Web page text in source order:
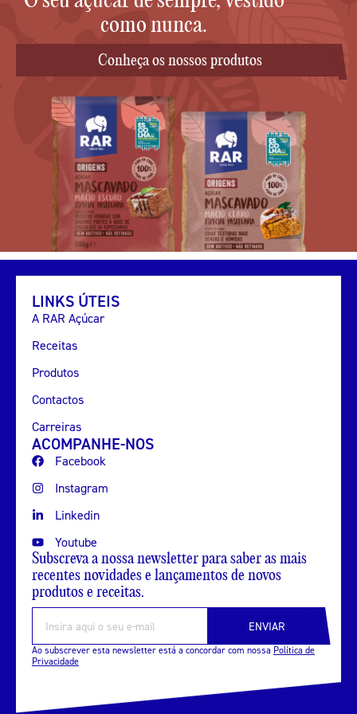
como nunca.
Conheça os nossos produtos
LINKS ÚTEIS
A RAR Açúcar
Receitas
Produtos
Contactos
Carreiras
ACOMPANHE-NOS
Facebook
Instagram
Linkedin
Youtube
Subscreva a nossa newsletter para saber as mais
recentes novidades e lançamentos de novos
produtos e receitas.
ENVIAR
Ao subscrever esta newsletter está a concordar com nossa Política de
Privacidade